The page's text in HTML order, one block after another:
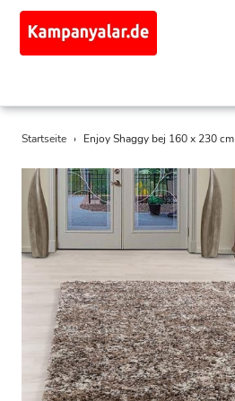
Direkt
Inhalt
Startseite › Enjoy Shaggy bej 160 x 230 cm